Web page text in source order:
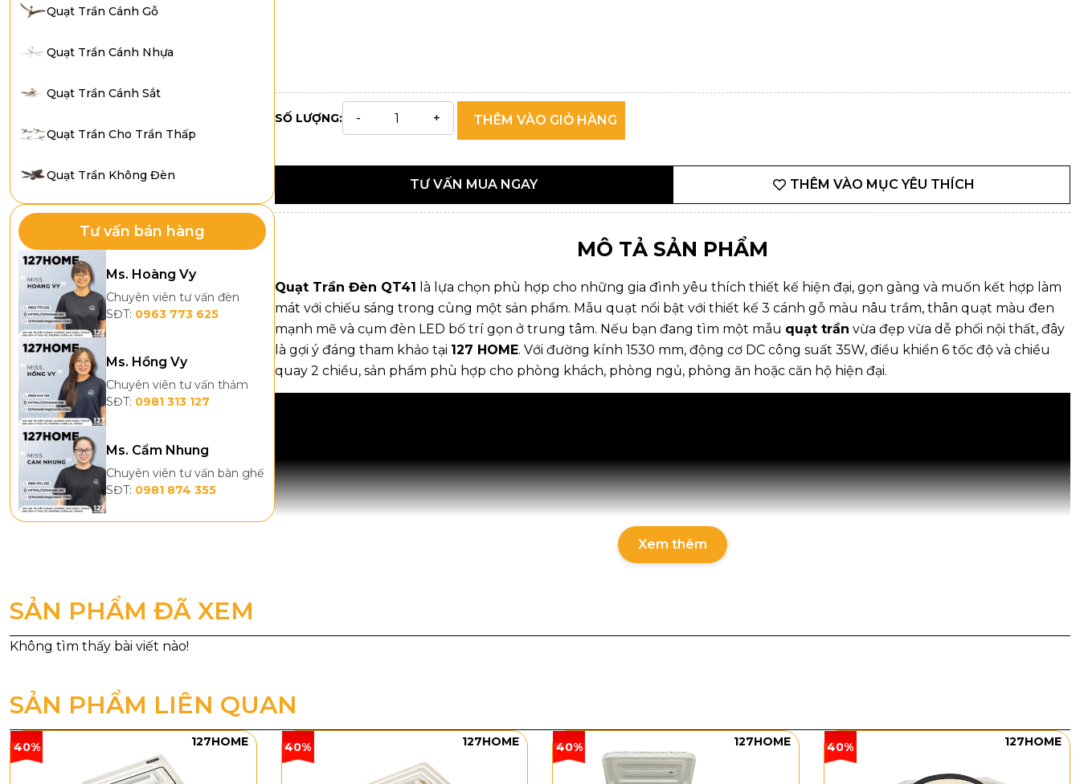
Quạt Trần Cánh Gỗ
Quạt Trần Cánh Nhựa
Quạt Trần Cánh Sắt
Quạt Trần Cho Trần Thấp
Quạt Trần Không Đèn
Tư vấn bán hàng
Ms. Hoàng Vy
Chuyên viên tư vấn đèn
SĐT: 0963 773 625
Ms. Hồng Vy
Chuyên viên tư vấn thảm
SĐT: 0981 313 127
Ms. Cẩm Nhung
Chuyên viên tư vấn bàn ghế
SĐT: 0981 874 355
SỐ LƯỢNG: THÊM VÀO GIỎ HÀNG
TƯ VẤN MUA NGAY THÊM VÀO MỤC YÊU THÍCH
MÔ TẢ SẢN PHẨM
Quạt Trần Đèn QT41 là lựa chọn phù hợp cho những gia đình yêu thích thiết kế hiện đại, gọn gàng và muốn kết hợp làm
mát với chiếu sáng trong cùng một sản phẩm. Mẫu quạt nổi bật với thiết kế 3 cánh gỗ màu nâu trầm, thân quạt màu đen
mạnh mẽ và cụm đèn LED bố trí gọn ở trung tâm. Nếu bạn đang tìm một mẫu quạt trần vừa đẹp vừa dễ phối nội thất, đây
là gợi ý đáng tham khảo tại 127 HOME. Với đường kính 1530 mm, động cơ DC công suất 35W, điều khiển 6 tốc độ và chiều
quay 2 chiều, sản phẩm phù hợp cho phòng khách, phòng ngủ, phòng ăn hoặc căn hộ hiện đại.
Điều khiển: 6 tốc độ
Chiều quay: 2 chiều
Xem thêm
SẢN PHẨM ĐÃ XEM
SẢN PHẨM LIÊN QUAN
40% 127HOME 40% 127HOME 40% 127HOME 40% 127HOME